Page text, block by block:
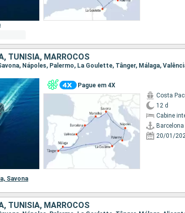
TUNÍSIA, MARROCOS
Nápoles, Palermo, La Goulette, Tânger, Málaga,
Pague em 4X
Costa
12 d
Cabine
Barcelona
20/01/
Savona
TUNÍSIA, MARROCOS